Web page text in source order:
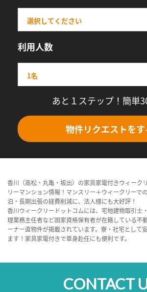
利用人数
あと１ステップ！簡単
物件リクエストをす
香川（高松・丸亀・坂出）の家具家電付きウィーク
リーマンション情報！マンスリー＋ウィークリーで
泊・長期出張の経費削減に、法人様にも大好評！
香川ウィークリードットコムには、宅地建物取引士
理業務主任者など国家資格保有者が在籍している不
ーナー直物件が掲載されています。寮・社宅として
ます！家具家電付きで単身赴任にも便利です。
CONTACT